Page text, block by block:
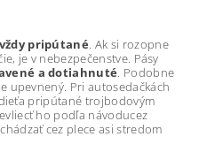
pripútané. Ak si rozopne
je v nebezpečenstve. Pásy
a dotiahnuté. Podobne
upevnený. Pri autosedačkách
pripútané trojbodovým
ho podľa návoducez
cez plece asi stredom